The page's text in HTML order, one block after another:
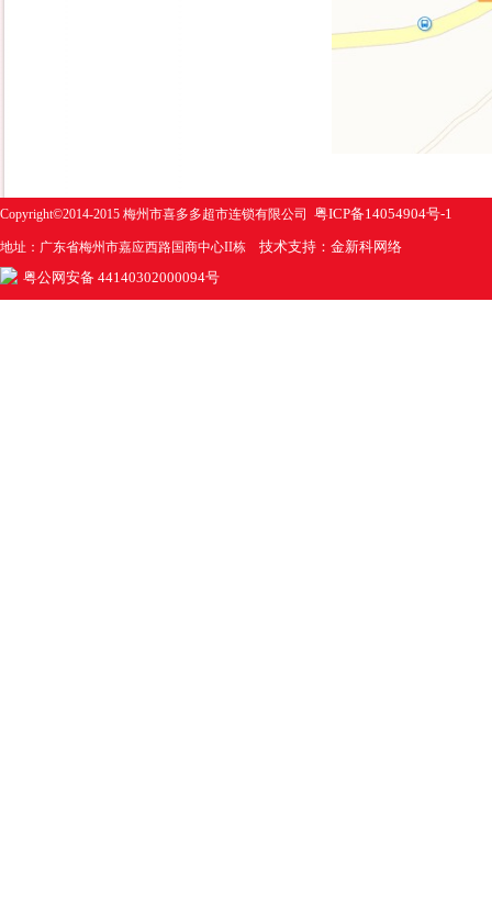
Copyright©2014-2015 梅州市喜多多超市连锁有限公司 粤ICP备14054904号-1
地址：广东省梅州市嘉应西路国商中心II栋 技术支持：金新科网络
粤公网安备 44140302000094号